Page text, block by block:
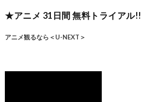
★アニメ 31日間 無料トライアル!!
アニメ観るなら＜U-NEXT＞